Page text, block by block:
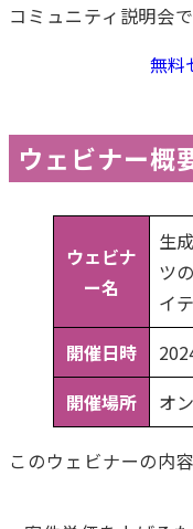
コミュニティ説明会
無料
ウェビナー概
ウェビナ
ー名
生
ツ
イ
開催日時
開催場所
オ
このウェビナーの内